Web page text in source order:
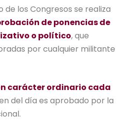
de los Congresos se realiza
de ponencias de
o político, que
por cualquier militante
carácter ordinario cada
del día es aprobado por la